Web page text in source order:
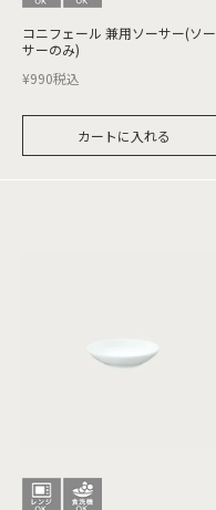
コニフェール 兼用ソーサー(ソー
サーのみ)
¥990税込
カートに入れる